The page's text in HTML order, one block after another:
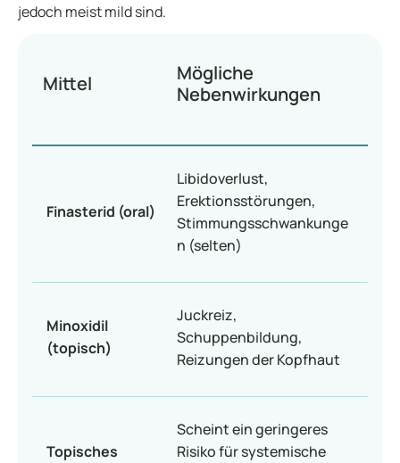
jedoch meist mild sind.
Mittel
Mögliche
Nebenwirkungen
Finasterid (oral)
Libidoverlust,
Erektionsstörungen,
Stimmungsschwankunge
n (selten)
Minoxidil
(topisch)
Juckreiz,
Schuppenbildung,
Reizungen der Kopfhaut
Topisches
Scheint ein geringeres
Risiko für systemische